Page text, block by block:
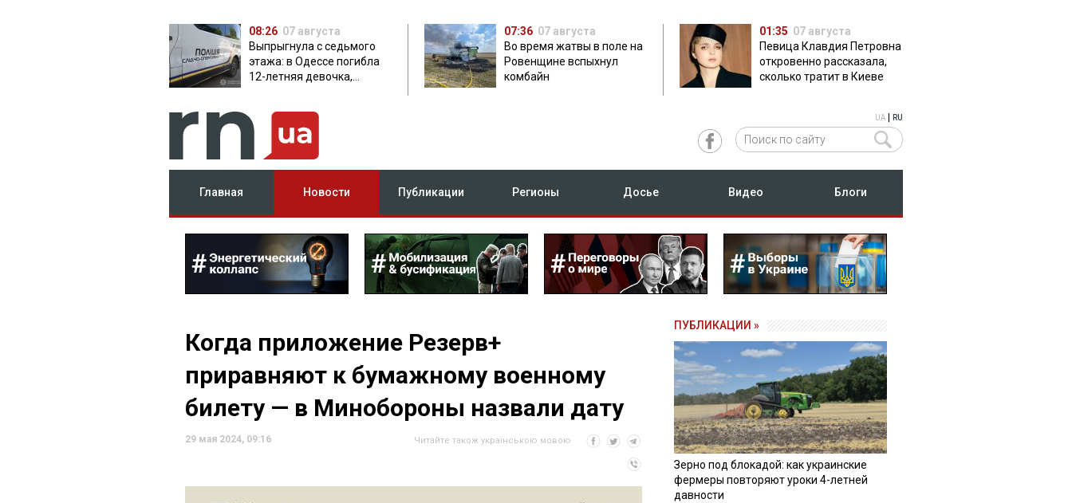
08:26 07 августа
Выпрыгнула с седьмого
этажа: в Одессе погибла
12-летняя девочка,
07:36 07 августа
Во время жатвы в поле на
Ровенщине вспыхнул
комбайн
01:35 07 августа
Певица Клавдия Петровна
откровенно рассказала,
сколько тратит в Киеве
UA RU
Главная Новости Публикации Регионы Досье Видео Блоги
Когда приложение Резерв+
приравняют к бумажному военному
билету — в Минобороны назвали дату
29 мая 2024, 09:16 Читайте також українською мовою
ПУБЛИКАЦИИ »
Зерно под блокадой: как украинские
фермеры повторяют уроки 4-летней
давности